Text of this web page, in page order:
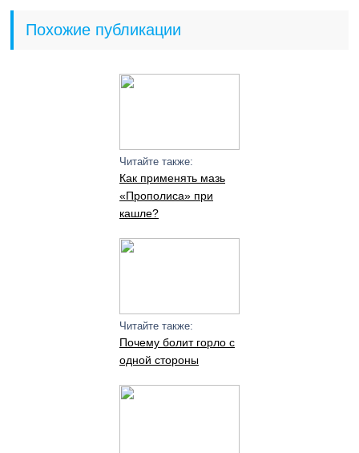
Похожие публикации
Читайте также:
Как применять мазь
«Прополиса» при
кашле?
Читайте также:
Почему болит горло с
одной стороны